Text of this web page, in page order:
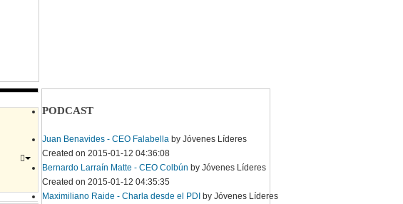
PODCAST
Juan Benavides - CEO Falabella by Jóvenes Líderes
Created on 2015-01-12 04:36:08
Bernardo Larraín Matte - CEO Colbún by Jóvenes Líderes
Created on 2015-01-12 04:35:35
Maximiliano Raide - Charla desde el PDI by Jóvenes Líderes